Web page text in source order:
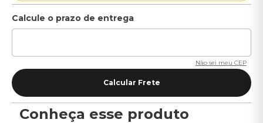
Não sei meu CEP
Conheça esse produto